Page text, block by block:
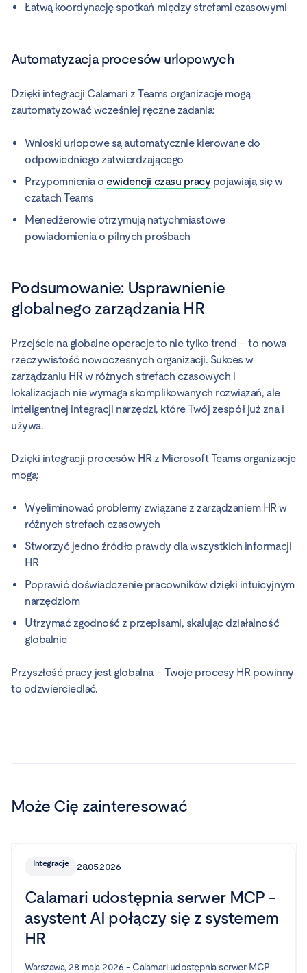
Łatwą koordynację spotkań między strefami czasowymi
Automatyzacja procesów urlopowych
Dzięki integracji Calamari z Teams organizacje mogą
zautomatyzować wcześniej ręczne zadania:
Wnioski urlopowe są automatycznie kierowane do
odpowiedniego zatwierdzającego
Przypomnienia o ewidencji czasu pracy pojawiają się w
czatach Teams
Menedżerowie otrzymują natychmiastowe
powiadomienia o pilnych prośbach
Podsumowanie: Usprawnienie
globalnego zarządzania HR
Przejście na globalne operacje to nie tylko trend – to nowa
rzeczywistość nowoczesnych organizacji. Sukces w
zarządzaniu HR w różnych strefach czasowych i
lokalizacjach nie wymaga skomplikowanych rozwiązań, ale
inteligentnej integracji narzędzi, które Twój zespół już zna i
używa.
Dzięki integracji procesów HR z Microsoft Teams organizacje
mogą:
Wyeliminować problemy związane z zarządzaniem HR w
różnych strefach czasowych
Stworzyć jedno źródło prawdy dla wszystkich informacji
HR
Poprawić doświadczenie pracowników dzięki intuicyjnym
narzędziom
Utrzymać zgodność z przepisami, skalując działalność
globalnie
Przyszłość pracy jest globalna – Twoje procesy HR powinny
to odzwierciedlać.
Może Cię zainteresować
Integracje 28.05.2026
Calamari udostępnia serwer MCP -
asystent AI połączy się z systemem
HR
Warszawa, 28 maja 2026 - Calamari udostępnia serwer MCP